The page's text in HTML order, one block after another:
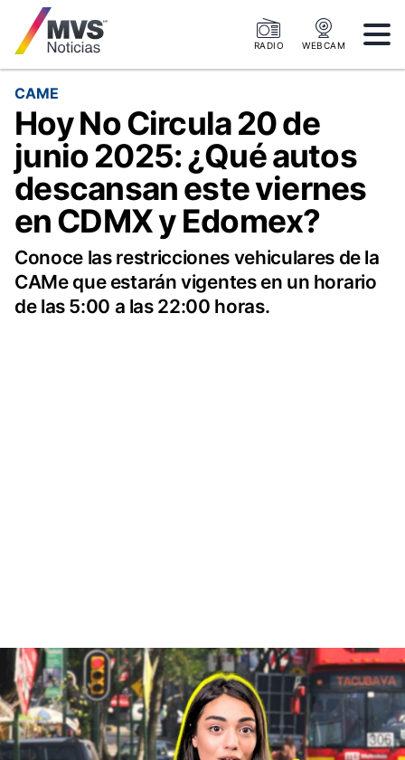
RADIO WEBCAM
CAME
Hoy No Circula 20 de
junio 2025: ¿Qué autos
descansan este viernes
en CDMX y Edomex?
Conoce las restricciones vehiculares de la
CAMe que estarán vigentes en un horario
de las 5:00 a las 22:00 horas.